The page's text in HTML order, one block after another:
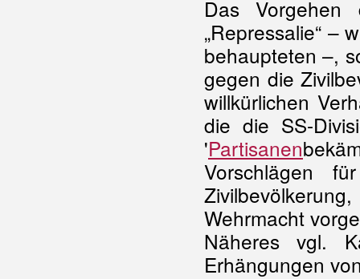
Das
„Repressalie“ –
behaupteten –,
gegen die
willkürlichen
die die SS-
'Partisanen
Vorschlägen
Wehrmacht
Näheres vgl.
Erhängungen